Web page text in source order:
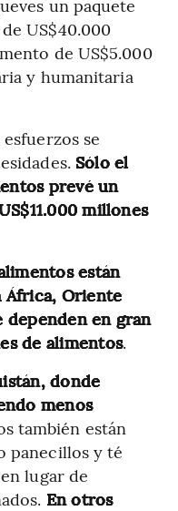
un paquete
US$40.000
de US$5.000
y humanitaria
se
Sólo el
prevé un
millones
están
África, Oriente
dependen en gran
de alimentos.
donde
menos
también están
panecillos y té
lugar de
En otros